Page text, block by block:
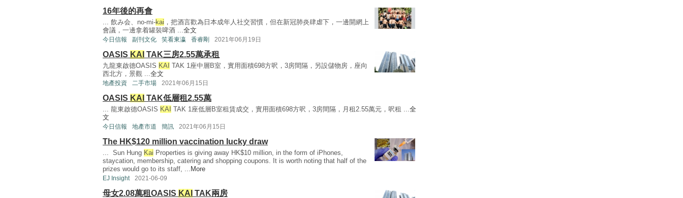
16年後的再會
... 飲み会、no-mi-kai ，把酒言歡為日本成年人社交習慣，但在新冠肺炎肆虐下，一邊開網上
會議，一邊拿着罐裝啤酒 ...全文
今日信報 副刊文化 笑看東瀛 香睿剛 2021年06月19日
OASIS KAI TAK三房2.55萬承租
九龍東啟德OASIS KAI TAK 1座中層B室，實用面積698方呎，3房間隔，另設儲物房，座向
西北方，景觀 ...全文
地產投資 二手市場 2021年06月15日
OASIS KAI TAK低層租2.55萬
... 龍東啟德OASIS KAI TAK 1座低層B室租賃成交，實用面積698方呎，3房間隔，月租2.55萬元，呎租 ...全
文
今日信報 地產市道 簡訊 2021年06月15日
The HK$120 million vaccination lucky draw
... Sun Hung Kai Properties is giving away HK$10 million, in the form of iPhones,
staycation, membership, catering and shopping coupons. It is worth noting that half of the
prizes would go to its staff, ... More
EJ Insight 2021-06-09
母女2.08萬租OASIS KAI TAK兩房